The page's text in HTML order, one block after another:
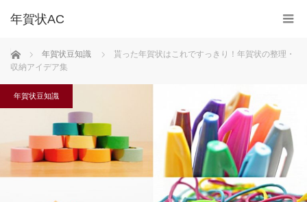
ホーム 年賀状豆知識
貰った年賀状はこれですっきり！年賀状の整理・
収納アイデア集
年賀状豆知識